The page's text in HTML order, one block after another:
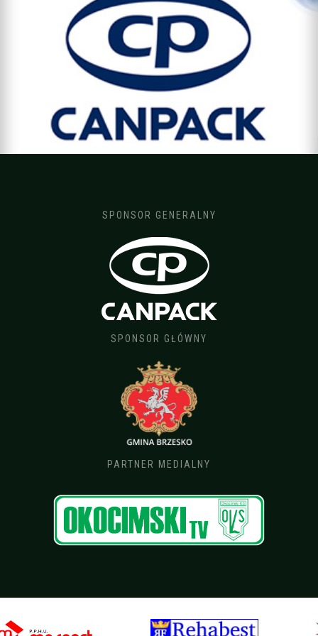
SPONSOR GENERALNY
SPONSOR GŁÓWNY
PARTNER MEDIALNY